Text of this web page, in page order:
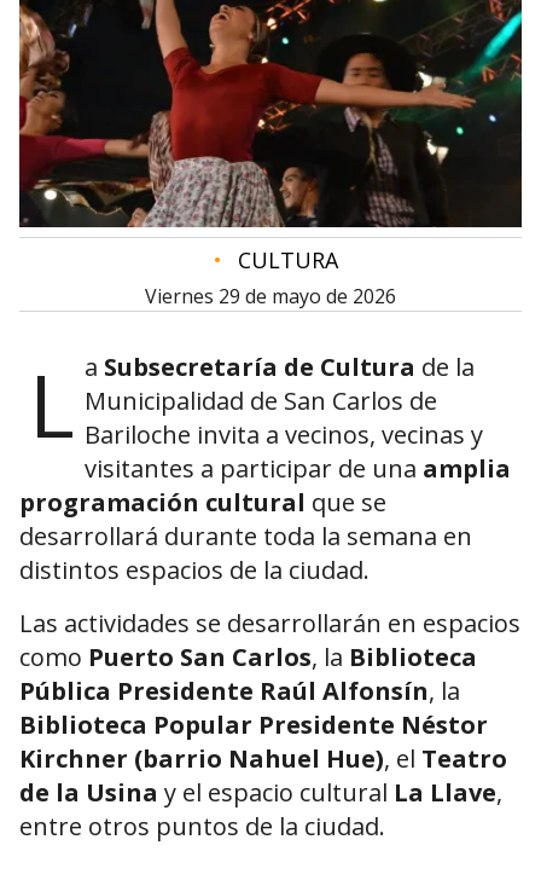
• CULTURA
viernes 29 de mayo de 2026
L a Subsecretaría de Cultura de la
Municipalidad de San Carlos de
Bariloche invita a vecinos, vecinas y
visitantes a participar de una amplia
programación cultural que se
desarrollará durante toda la semana en
distintos espacios de la ciudad.
Las actividades se desarrollarán en espacios
como Puerto San Carlos, la Biblioteca
Pública Presidente Raúl Alfonsín, la
Biblioteca Popular Presidente Néstor
Kirchner (barrio Nahuel Hue), el Teatro
de la Usina y el espacio cultural La Llave,
entre otros puntos de la ciudad.